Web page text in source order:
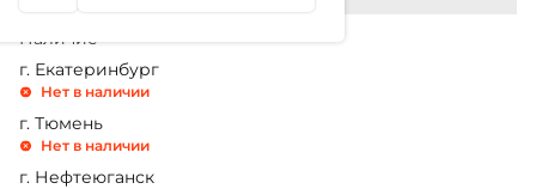
Наличие
г. Екатеринбург
Нет в наличии
г. Тюмень
Нет в наличии
г. Нефтеюганск